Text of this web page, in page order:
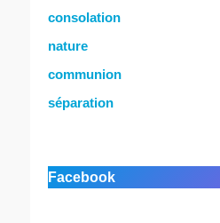
consolation
nature
communion
séparation
Facebook